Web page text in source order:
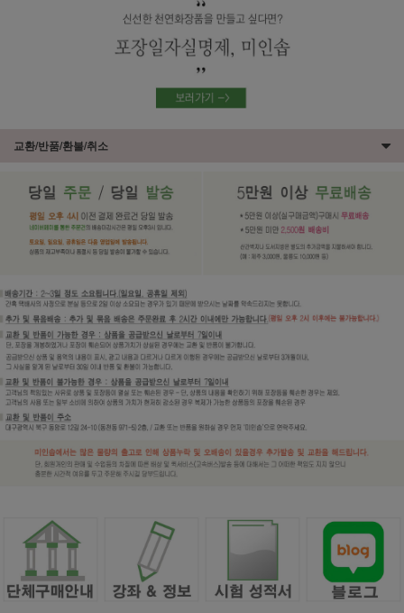
교환/반품/환불/취소